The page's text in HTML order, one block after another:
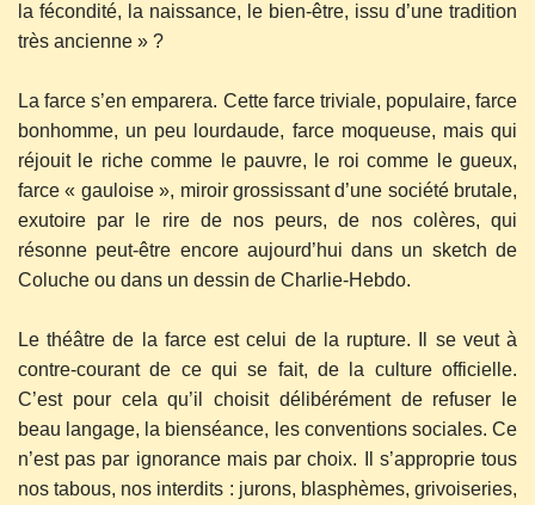
la fécondité, la naissance, le bien-être, issu d’une tradition
très ancienne » ?
La farce s’en emparera. Cette farce triviale, populaire, farce
bonhomme, un peu lourdaude, farce moqueuse, mais qui
réjouit le riche comme le pauvre, le roi comme le gueux,
farce « gauloise », miroir grossissant d’une société brutale,
exutoire par le rire de nos peurs, de nos colères, qui
résonne peut-être encore aujourd’hui dans un sketch de
Coluche ou dans un dessin de Charlie-Hebdo.
Le théâtre de la farce est celui de la rupture. Il se veut à
contre-courant de ce qui se fait, de la culture officielle.
C’est pour cela qu’il choisit délibérément de refuser le
beau langage, la bienséance, les conventions sociales. Ce
n’est pas par ignorance mais par choix. Il s’approprie tous
nos tabous, nos interdits : jurons, blasphèmes, grivoiseries,